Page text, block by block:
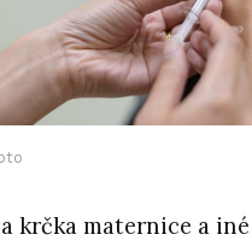
krčka maternice a